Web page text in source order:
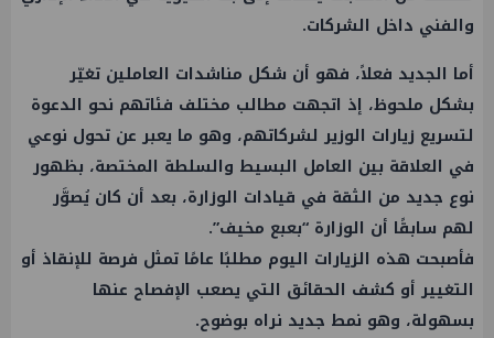
والفني داخل الشركات.
أما الجديد فعلاً، فهو أن شكل مناشدات العاملين تغيّر
بشكل ملحوظ، إذ اتجهت مطالب مختلف فئاتهم نحو الدعوة
لتسريع زيارات الوزير لشركاتهم، وهو ما يعبر عن تحول نوعي
في العلاقة بين العامل البسيط والسلطة المختصة، بظهور
نوع جديد من الثقة في قيادات الوزارة، بعد أن كان يُصوَّر
لهم سابقًا أن الوزارة “بعبع مخيف”.
فأصبحت هذه الزيارات اليوم مطلبًا عامًا تمثل فرصة للإنقاذ أو
التغيير أو كشف الحقائق التي يصعب الإفصاح عنها
بسهولة، وهو نمط جديد نراه بوضوح.